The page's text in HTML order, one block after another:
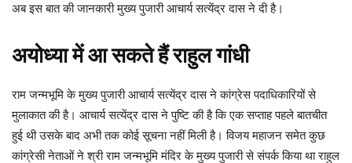
अब इस बात की जानकारी मुख्य पुजारी आचार्य सत्येंद्र दास ने दी है।
अयोध्या में आ सकते हैं राहुल गांधी
राम जन्मभूमि के मुख्य पुजारी आचार्य सत्येंद्र दास ने कांग्रेस पदाधिकारियों से
मुलाकात की है। आचार्य सत्येंद्र दास ने पुष्टि की है कि एक सप्ताह पहले बातचीत
हुई थी उसके बाद अभी तक कोई सूचना नहीं मिली है। विजय महाजन समेत कुछ
कांग्रेसी नेताओं ने श्री राम जन्मभूमि मंदिर के मुख्य पुजारी से संपर्क किया था राहुल